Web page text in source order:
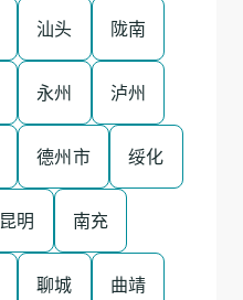
汕头 陇南
永州 泸州
德州市 绥化
昆明 南充
聊城 曲靖